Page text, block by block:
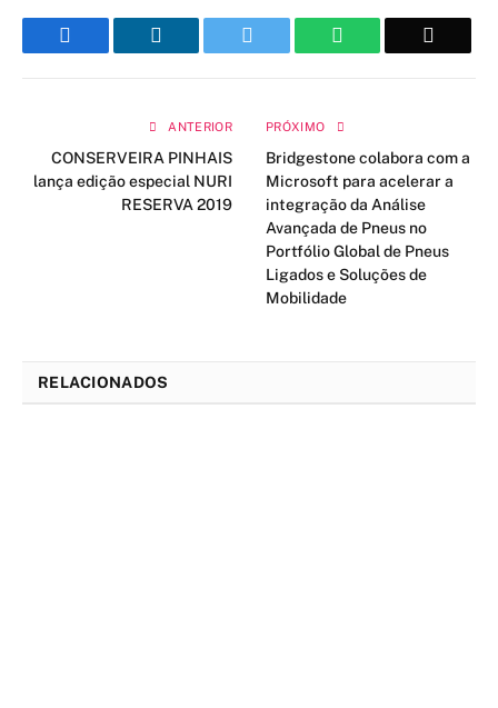
WhatsApp
ANTERIOR
CONSERVEIRA PINHAIS
lança edição especial NURI
RESERVA 2019
PRÓXIMO
Bridgestone colabora com a
Microsoft para acelerar a
integração da Análise
Avançada de Pneus no
Portfólio Global de Pneus
Ligados e Soluções de
Mobilidade
RELACIONADOS